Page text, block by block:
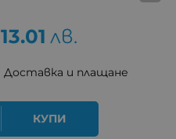
13.01 лв.
Доставка и плащане
КУПИ